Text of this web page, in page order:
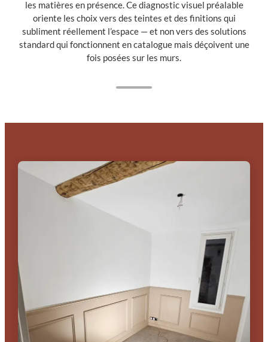
les matières en présence. Ce diagnostic visuel préalable
oriente les choix vers des teintes et des finitions qui
subliment réellement l’espace — et non vers des solutions
standard qui fonctionnent en catalogue mais déçoivent une
fois posées sur les murs.